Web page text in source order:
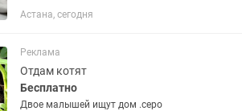
Не стерилизована. К лотку приучена,
аккуратная и домашняя. Отдаем
переездом. Очень...
Астана, сегодня
Реклама
Отдам котят
Бесплатно
Двое малышей ищут дом .серо